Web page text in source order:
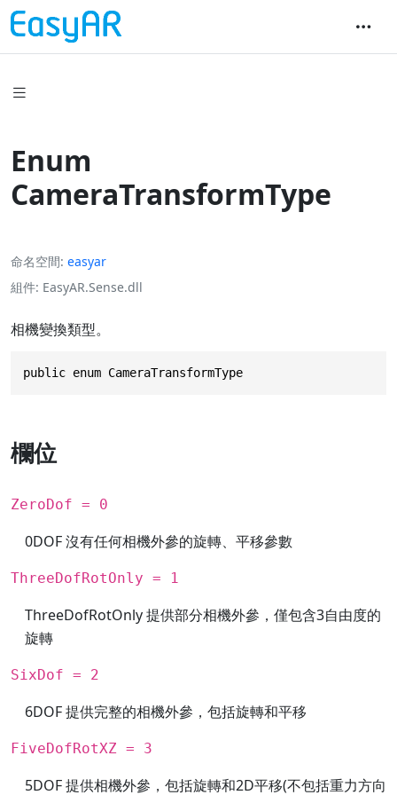
Enum
CameraTransformType
命名空間 easyar
組件 EasyAR.Sense.dll
相機變換類型。
public enum CameraTransformType
欄位
ZeroDof = 0
0DOF 沒有任何相機外參的旋轉、平移參數
ThreeDofRotOnly = 1
ThreeDofRotOnly 提供部分相機外參，僅包含3自由度的
旋轉
SixDof = 2
6DOF 提供完整的相機外參，包括旋轉和平移
FiveDofRotXZ = 3
5DOF 提供相機外參，包括旋轉和2D平移(不包括重力方向